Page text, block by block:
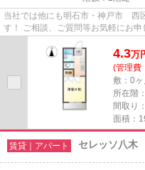
当社では他にも明石市・神戸市 西
す！ ご相談、ご質問等お気軽にお申
4.3万
(管理費
敷：0
所在階
間取り
面積：
賃貸｜アパート セレッソ八木